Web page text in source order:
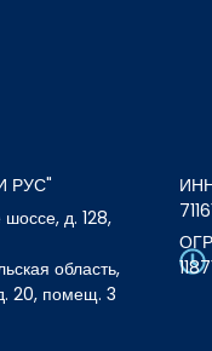
РУС"
д. 128,
область,
20, помещ. 3